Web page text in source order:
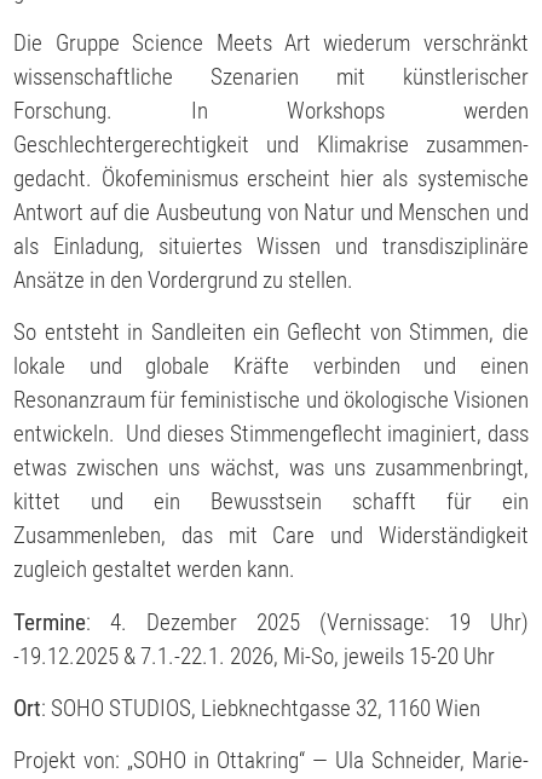
Die Gruppe Science Meets Art wiederum verschränkt
wissenschaftliche Szenarien mit künstlerischer
Forschung. In Workshops werden
Geschlechtergerechtigkeit und Klimakrise zusammen-
gedacht. Ökofeminismus erscheint hier als systemische
Antwort auf die Ausbeutung von Natur und Menschen und
als Einladung, situiertes Wissen und transdisziplinäre
Ansätze in den Vordergrund zu stellen.
So entsteht in Sandleiten ein Geflecht von Stimmen, die
lokale und globale Kräfte verbinden und einen
Resonanzraum für feministische und ökologische Visionen
entwickeln. Und dieses Stimmengeflecht imaginiert, dass
etwas zwischen uns wächst, was uns zusammenbringt,
kittet und ein Bewusstsein schafft für ein
Zusammenleben, das mit Care und Widerständigkeit
zugleich gestaltet werden kann.
Termine: 4. Dezember 2025 (Vernissage: 19 Uhr)
-19.12.2025 & 7.1.-22.1. 2026, Mi-So, jeweils 15-20 Uhr
Ort: SOHO STUDIOS, Liebknechtgasse 32, 1160 Wien
Projekt von: „SOHO in Ottakring“ — Ula Schneider, Marie-